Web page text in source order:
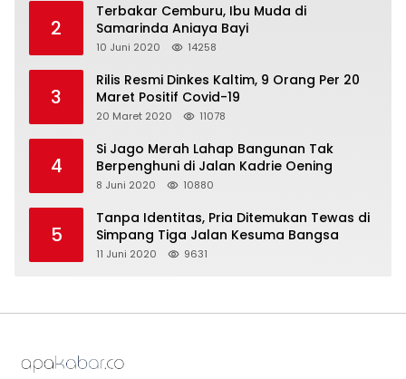
2
Terbakar Cemburu, Ibu Muda di
Samarinda Aniaya Bayi
10 Juni 2020 14258
3
Rilis Resmi Dinkes Kaltim, 9 Orang Per 20
Maret Positif Covid-19
20 Maret 2020 11078
4
Si Jago Merah Lahap Bangunan Tak
Berpenghuni di Jalan Kadrie Oening
8 Juni 2020 10880
5
Tanpa Identitas, Pria Ditemukan Tewas di
Simpang Tiga Jalan Kesuma Bangsa
11 Juni 2020 9631